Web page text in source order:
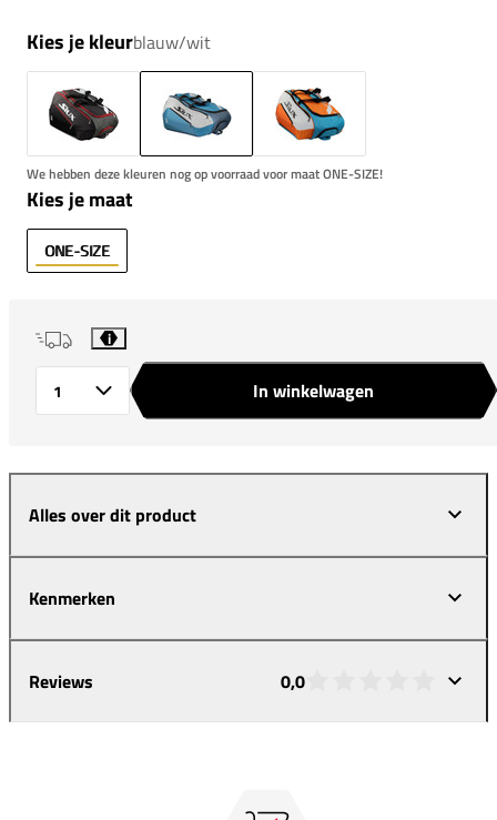
Kies je kleurblauw/wit
We hebben deze kleuren nog op voorraad voor maat ONE-SIZE!
Kies je maat
ONE-SIZE
i
In winkelwagen
Alles over dit product
Kenmerken
Reviews 0,0